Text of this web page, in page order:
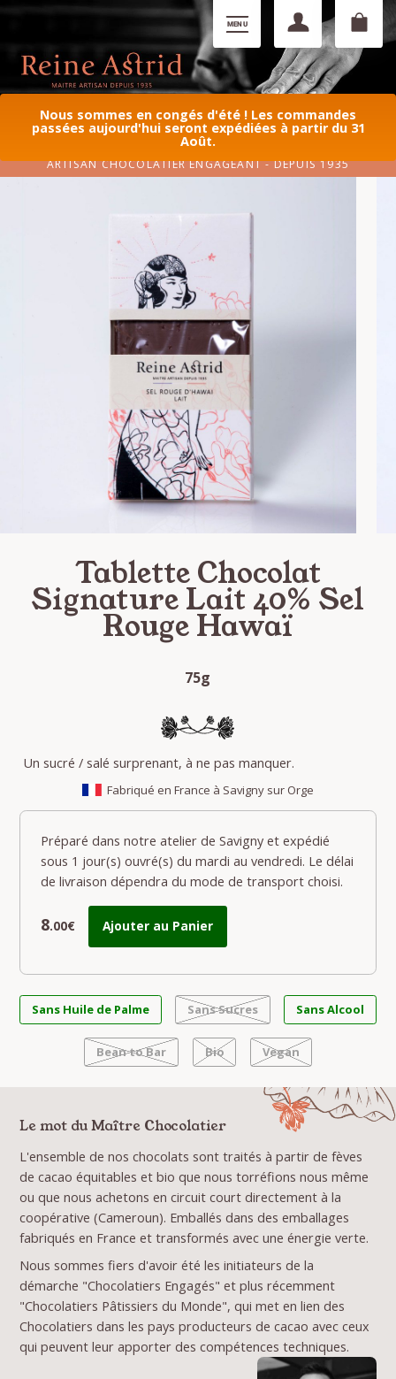
Nous sommes en congés d'été ! Les commandes
passées aujourd'hui seront expédiées à partir du 31
Août.
ARTISAN CHOCOLATIER ENGAGEANT - DEPUIS 1935
Tablette Chocolat
Signature Lait 40% Sel
Rouge Hawaï
75g
Un sucré / salé surprenant, à ne pas manquer.
Fabriqué en France à Savigny sur Orge
Préparé dans notre atelier de Savigny et expédié
sous 1 jour(s) ouvré(s) du mardi au vendredi. Le délai
de livraison dépendra du mode de transport choisi.
8.00€ Ajouter au Panier
Sans Huile de Palme Sans Sucres Sans Alcool
Bean to Bar Bio Vegan
Le mot du Maître Chocolatier
L'ensemble de nos chocolats sont traités à partir de fèves
de cacao équitables et bio que nous torréfions nous même
ou que nous achetons en circuit court directement à la
coopérative (Cameroun). Emballés dans des emballages
fabriqués en France et transformés avec une énergie verte.
Nous sommes fiers d'avoir été les initiateurs de la
démarche "Chocolatiers Engagés" et plus récemment
"Chocolatiers Pâtissiers du Monde", qui met en lien des
Chocolatiers dans les pays producteurs de cacao avec ceux
qui peuvent leur apporter des compétences techniques.